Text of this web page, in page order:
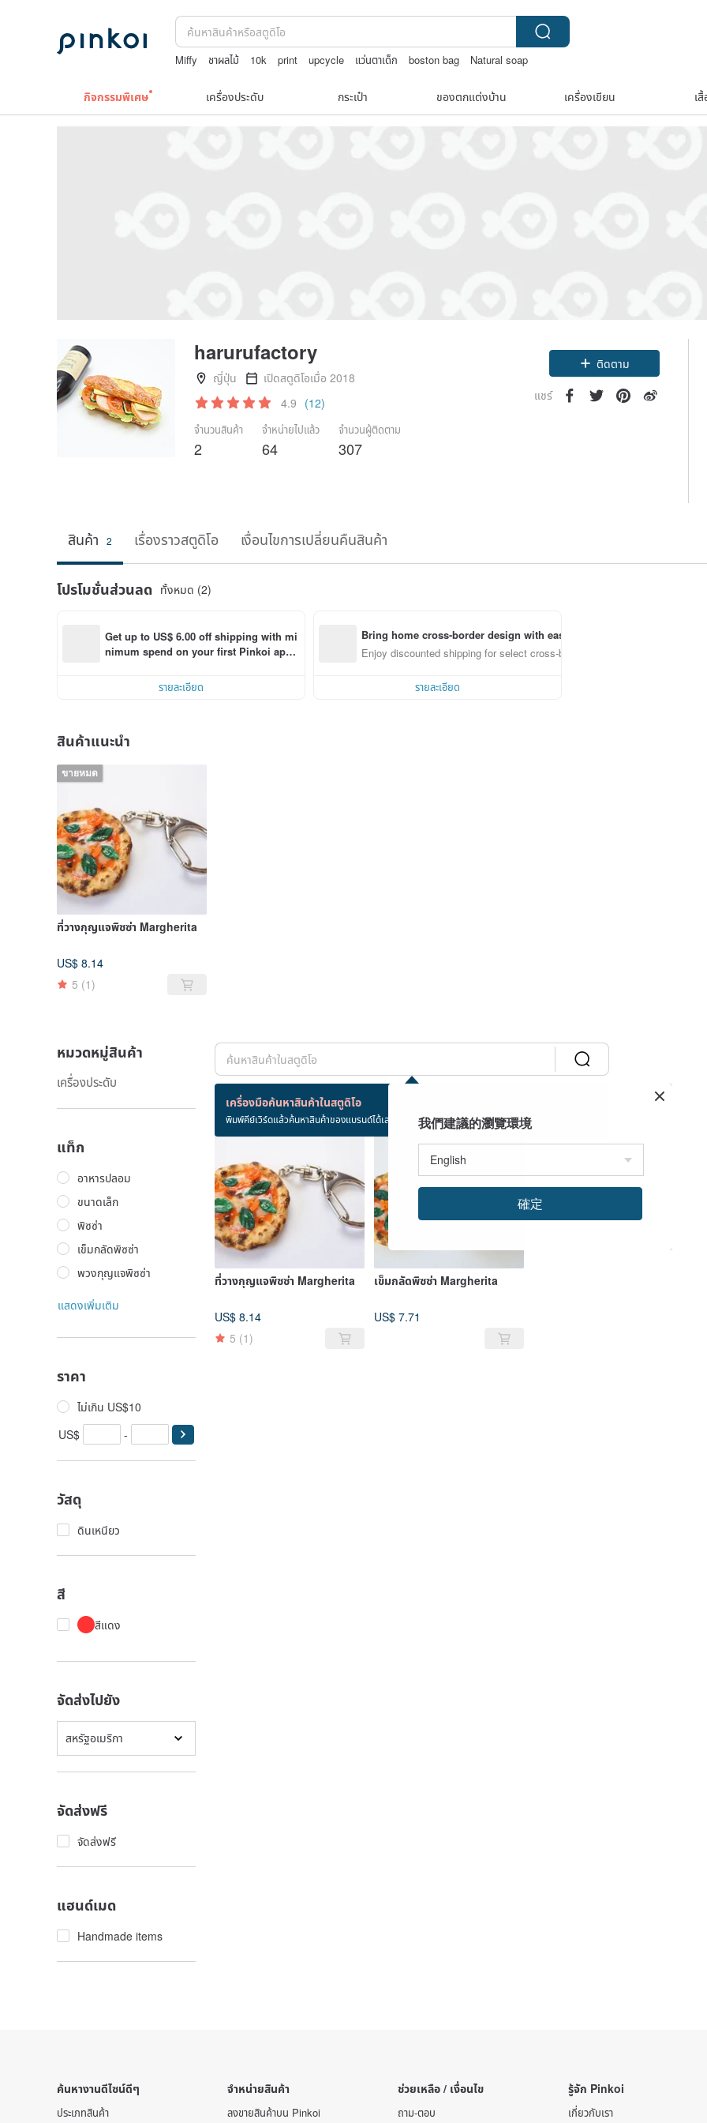
Miffy ชาผลไม้ 10k print upcycle แว่นตาเด็ก boston bag Natural soap
กิจกรรมพิเศษ เครื่องประดับ กระเป๋า ของตกแต่งบ้าน เครื่องเขียน เ
harurufactory
ญี่ปุ่น
เปิดสตูดิโอเมื่อ 2018
4.9 (12)
จำนวนสินค้า
2
จำหน่ายไปแล้ว
64
จำนวนผู้ติดตาม
307
ติดตาม
แชร์
สินค้า 2 เรื่องราวสตูดิโอ เงื่อนไขการเปลี่ยนคืนสินค้า
โปรโมชั่นส่วนลด ทั้งหมด (2)
Get up to US$ 6.00 off shipping with mi
nimum spend on your first Pinkoi app
รายละเอียด
Bring home cross-border design with ease
Enjoy discounted shipping for select cross-border items
รายละเอียด
สินค้าแนะนำ
ขายหมด
ที่วางกุญแจพิซซ่า Margherita
US$ 8.14
5 (1)
หมวดหมู่สินค้า
เครื่องประดับ
แท็ก
อาหารปลอม
ขนาดเล็ก
พิซซ่า
เข็มกลัดพิซซ่า
พวงกุญแจพิซซ่า
แสดงเพิ่มเติม
ราคา
ไม่เกิน US$10
US$
-
วัสดุ
ดินเหนียว
สี
สีแดง
จัดส่งไปยัง
สหรัฐอเมริกา
จัดส่งฟรี
จัดส่งฟรี
แฮนด์เมด
Handmade items
เครื่องมือค้นหาสินค้าในสตูดิโอ
พิมพ์คีย์เวิร์ดแล้วค้นหาสินค้าของแบรนด์ได้เลย!
สินค้า 2 ชิ้น
ที่วางกุญแจพิซซ่า Margherita
US$ 8.14
5 (1)
เข็มกลัดพิซซ่า Margherita
US$ 7.71
ค้นหางานดีไซน์ดีๆ
ประเภทสินค้า
จำหน่ายสินค้า
ลงขายสินค้าบน Pinkoi
ช่วยเหลือ / เงื่อนไข
ถาม-ตอบ
รู้จัก Pinkoi
เกี่ยวกับเรา
我們建議的瀏覽環境
確定